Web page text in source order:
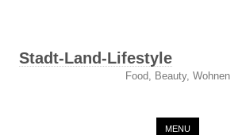
Stadt-Land-Lifestyle
Food, Beauty, Wohnen
MENU